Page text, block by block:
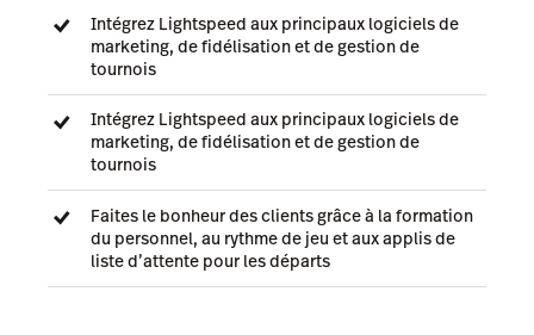
Intégrez Lightspeed aux principaux logiciels de
marketing, de fidélisation et de gestion de
tournois
Intégrez Lightspeed aux principaux logiciels de
marketing, de fidélisation et de gestion de
tournois
Faites le bonheur des clients grâce à la formation
du personnel, au rythme de jeu et aux applis de
liste d’attente pour les départs